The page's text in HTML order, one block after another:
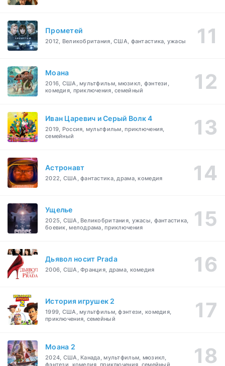
Прометей
2012, Великобритания, США, фантастика, ужасы
Моана
2016, США, мультфильм, мюзикл, фэнтези,
комедия, приключения, семейный
Иван Царевич и Серый Волк 4
2019, Россия, мультфильм, приключения,
семейный
Астронавт
2022, США, фантастика, драма, комедия
Ущелье
2025, США, Великобритания, ужасы, фантастика,
боевик, мелодрама, приключения
Дьявол носит Prada
2006, США, Франция, драма, комедия
История игрушек 2
1999, США, мультфильм, фэнтези, комедия,
приключения, семейный
Моана 2
2024, США, Канада, мультфильм, мюзикл,